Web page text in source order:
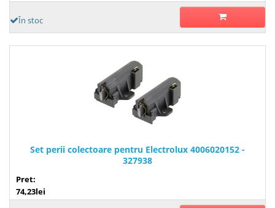
În stoc
Set perii colectoare pentru Electrolux 4006020152 -
327938
Pret:
74,23lei